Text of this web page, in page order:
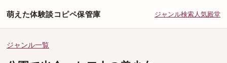
萌えた体験談コピペ保管庫 ジャンル検索人気殿堂
ジャンル一覧